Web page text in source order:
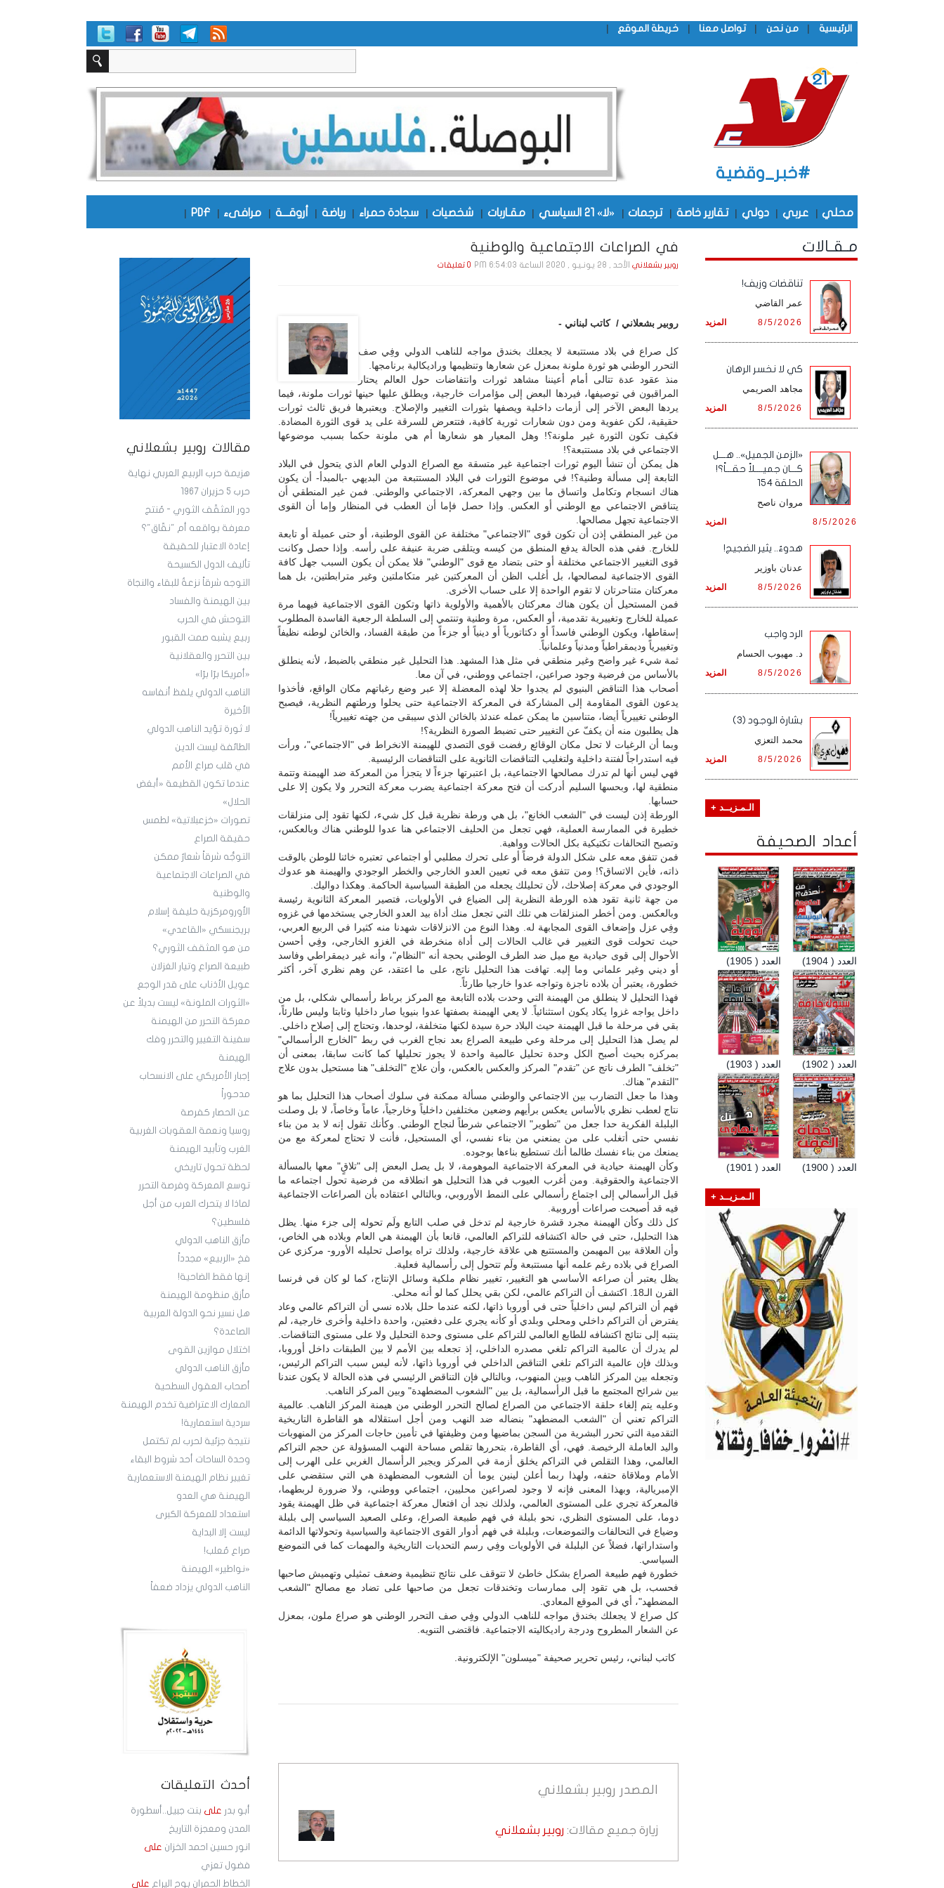
الرئيسية | من نحن | تواصل معنا | خريطة الموقع |
#خبر_وقضية
محلي | عربي | دولي | تقارير خاصة | ترجمات | «لا» 21 السياسي | مقـاربات | شخصيات | سجادة حمراء | رياضة | أروقـــة | مرافىء |
PDF
|
مقالات روبير بشعلاني
هزيمة حرب الربيع العربي نهاية
حرب 5 حزيران 1967
دور المثقّف الثوري - مُنتج
معرفة بواقعه أم "نقّاق"؟
إعادة الاعتبار للحقيقة
تأليف الدول الكسيحة
التوجه شرقاً نزعةٌ للبقاء والنجاة
بين الهيمنة والفساد
التوحش في الحرب
ربيع يشبه صمت القبور
بين التحرر والعقلانية
«أمريكا برّا برّا»
الناهب الدولي يلفظ أنفاسه
الأخيرة
لا ثورة تؤيد الناهب الدولي
الطائفة ليست الدين
في قلب صراع الأمم
عندما تكون القطيعة «أبغض
الحلال»
تصورات «خزعبلاتية» لطمس
حقيقة الصراع
التوجُّه شرقاً شعارٌ ممكن
في الصراعات الاجتماعية
والوطنية
الأورومركزية حليفة إسلام
بريجنسكي «القاعدي»
من هو المثقف الثوري؟
طبيعة الصراع وتيار الغزلان
عويل الأذناب على قدر الوجع
«الثورات الملونة» ليست بديلاً عن
معركة التحرر من الهيمنة
سفينة التغيير والتحرر وفك
الهيمنة
إجبار الأمريكي على الانسحاب
مدحوراً
عن الحصار كفرصة
روسيا ونعمة العقوبات الغربية
الغرب وتأبيد الهيمنة
لحظة تحول تاريخي
توسع المعركة وفرصة التحرر
لماذا لا يتحرك العرب من أجل
فلسطين؟
مأزق الناهب الدولي
فخ «الربيع» مجدداً
إنها فقط الضاحية!
مأزق منظومة الهيمنة
هل نسير نحو الدولة العربية
الصاعدة؟
اختلال موازين القوى
مأزق الناهب الدولي
أصحاب العقول السطحية
المعارك الاعتراضية تخدم الهيمنة
سردية استعمارية!
نتيجة جزئية لحرب لم تكتمل
وحدة الساحات أحد شروط البقاء
تغيير نظام الهيمنة الاستعمارية
الهيمنة هي العدو
استعداد للمعركة الكبرى
ليست إلا البداية
صراع مُعلب!
«نواطير» الهيمنة
الناهب الدولي يزداد ضعفاً
أحدث التعليقات
أبو بدر على بنت جبيل..أسطورة
المدن ومعجزة التاريخ
انور حسين احمد الخزان على
فضول تعزي
الخطاط الحمران بوح اليراع على
في الصراعات الاجتماعية والوطنية
روبير بشعلانيالأحد , 28 يـونـيـو , 2020 الساعة 6:54:03 PM 0 تعليقات
روبير بشعلاني / كاتب لبناني -
كل صراع في بلاد مستتبعة لا يجعلك بخندق مواجه للناهب الدولي وفِي صف
التحرر الوطني هو ثورة ملونة بمعزل عن شعارها وتنظيمها وراديكالية برنامجها.
منذ عقود عدة تتالى أمام أعيننا مشاهد ثورات وانتفاضات حول العالم يحتار
المراقبون في توصيفها، فيردها البعض إلى مؤامرات خارجية، ويطلق عليها حينها ثورات ملونة، فيما
يردها البعض الآخر إلى أزمات داخلية ويصفها بثورات التغيير والإصلاح. ويعتبرها فريق ثالث ثورات
حقيقية، لكن عفوية ومن دون شعارات ثورية كافية، فتتعرض للسرقة على يد قوى الثورة المضادة.
فكيف تكون الثورة غير ملونة؟! وهل المعيار هو شعارها أم هي ملونة حكما بسبب موضوعها
الاجتماعي في بلاد مستتبعة؟!
هل يمكن أن تنشأ اليوم ثورات اجتماعية غير متسقة مع الصراع الدولي العام الذي يتحول في البلاد
التابعة إلى مسألة وطنية؟! في موضوع الثورات في البلاد المستتبعة من البديهي -بالمبدأ- أن يكون
هناك انسجام وتكامل واتساق ما بين وجهي المعركة، الاجتماعي والوطني. فمن غير المنطقي أن
يتناقض الاجتماعي مع الوطني أو العكس. وإذا حصل فإما أن العطب في المنظار وإما أن القوى
الاجتماعية تجهل مصالحها.
من غير المنطقي إذن أن تكون قوى "الاجتماعي" مختلفة عن القوى الوطنية، أو حتى عميلة أو تابعة
للخارج. ففي هذه الحالة يدفع المنطق من كيسه ويتلقى ضربة عنيفة على رأسه. وإذا حصل وكانت
قوى التغيير الاجتماعي مختلفة أو حتى بتضاد مع قوى "الوطني" فلا يمكن أن يكون السبب جهل كافة
القوى الاجتماعية لمصالحها، بل أغلب الظن أن المعركتين غير متكاملتين وغير مترابطتين، بل هما
معركتان متناحرتان لا تقوم الواحدة إلا على حساب الأخرى.
فمن المستحيل أن يكون هناك معركتان بالأهمية والأولوية ذاتها وتكون القوى الاجتماعية فيهما مرة
عميلة للخارج وتغييرية تقدمية، أو العكس، مرة وطنية وتنتمي إلى السلطة الرجعية الفاسدة المطلوب
إسقاطها، ويكون الوطني فاسداً أو دكتاتورياً أو دينياً أو جزءاً من طبقة الفساد، والخائن لوطنه نظيفاً
وتغييرياً وديمقراطياً ومدنياً وعلمانياً.
ثمة شيء غير واضح وغير منطقي في مثل هذا المشهد. هذا التحليل غير منطقي بالضبط، لأنه ينطلق
بالأساس من فرضية وجود صراعين، اجتماعي ووطني، في آن معا.
أصحاب هذا التناقض البنيوي لم يجدوا حلا لهذه المعضلة إلا عبر وضع رغباتهم مكان الواقع، فأخذوا
يدعون القوى المقاومة إلى المشاركة في المعركة الاجتماعية حتى يحلوا ورطتهم النظرية، فيصبح
الوطني تغييرياً أيضا، متناسين ما يمكن عمله عندئذ بالخائن الذي سيبقى من جهته تغييرياً!
هل يطلبون منه أن يكفّ عن التغيير حتى تضبط الصورة النظرية؟!
وبما أن الرغبات لا تحل مكان الوقائع رفضت قوى التصدي للهيمنة الانخراط في "الاجتماعي"، ورأت
فيه استدراجاً لفتنة داخلية ولتغليب التناقضات الثانوية على التناقضات الرئيسية.
فهي ليس أنها لم تدرك مصالحها الاجتماعية، بل اعتبرتها جزءاً لا يتجزأ من المعركة ضد الهيمنة وتتمة
منطقية لها، وبحسها السليم أدركت أن فتح معركة اجتماعية يضرب معركة التحرر ولا يكون إلا على
حسابها.
الورطة إذن ليست في "الشعب الخانع"، بل هي ورطة نظرية قبل كل شيء، لكنها تقود إلى منزلقات
خطيرة في الممارسة العملية، فهي تجعل من الحليف الاجتماعي هنا عدوا للوطني هناك وبالعكس،
وتصبح التحالفات تكتيكية بكل الحالات وواهية.
فمن تتفق معه على شكل الدولة فرضاً أو على تحرك مطلبي أو اجتماعي تعتبره خائنا للوطن بالوقت
ذاته، فأين الاتساق؟! ومن تتفق معه في تعيين العدو الخارجي والخطر الوجودي والهيمنة هو عدوك
الوجودي في معركة إصلاحك، لأن تحليلك يجعله من الطبقة السياسية الحاكمة. وهكذا دواليك.
من جهة ثانية تقود هذه الورطة النظرية إلى الضياع في الأولويات، فتصير المعركة الثانوية رئيسة
وبالعكس. ومن أخطر المنزلقات هي تلك التي تجعل منك أداة بيد العدو الخارجي يستخدمها في غزوه
وفِي عزل وإضعاف القوى المجابهة له. وهذا النوع من الانزلاقات شهدنا منه كثيرا في الربيع العربي،
حيث تحولت قوى التغيير في غالب الحالات إلى أداة منخرطة في الغزو الخارجي، وفِي أحسن
الأحوال إلى قوى حيادية مع ميل ضد الطرف الوطني بحجة أنه "النظام"، وأنه غير ديمقراطي وفاسد
أو ديني وغير علماني وما إليه. تهافت هذا التحليل ناتج، على ما اعتقد، عن وهم نظري آخر، أكثر
خطورة، يعتبر أن بلاده ناجزة وتواجه عدوا خارجيا طارئاً.
فهذا التحليل لا ينطلق من الهيمنة التي وحدت بلاده التابعة مع المركز برباط رأسمالي شكلي، بل من
داخل يواجه غزوا يكاد يكون استثنائياً. لا يعي الهيمنة بصفتها عدوا بنيويا صار داخليا وثابتا وليس طارئاً،
بقي في مرحلة ما قبل الهيمنة حيث البلاد حرة سيدة لكنها متخلفة، لوحدها، وتحتاج إلى إصلاح داخلي.
لم يصل هذا التحليل إلى مرحلة وعي طبيعة الصراع بعد نجاح الغرب في ربط "الخارج الرأسمالي"
بمركزه بحيث أصبح الكل وحدة تحليل عالمية واحدة لا يجوز تحليلها كما كانت سابقا، بمعنى أن
"تخلف" الطرف ناتج عن "تقدم" المركز والعكس بالعكس، وأن علاج "التخلف" هنا مستحيل بدون علاج
"التقدم" هناك.
وهذا ما جعل التضارب بين الاجتماعي والوطني مسألة ممكنة في سلوك أصحاب هذا التحليل بما هو
نتاج لعطب نظري بالأساس يعكس برأيهم وضعين مختلفين داخلياً وخارجياً، عاماً وخاصاً، لا بل وصلت
البلبلة الفكرية حدا جعل من "تطوير" الاجتماعي شرطاً لنجاح الوطني. وكأنك تقول إنه لا بد من بناء
نفسي حتى أتغلب على من يمنعني من بناء نفسي، أي المستحيل، فأنت لا تحتاج لمعركة مع من
يمنعك من بناء نفسك طالما أنك تستطيع بناءها بوجوده.
وكأن الهيمنة حيادية في المعركة الاجتماعية الموهومة، لا بل يصل البعض إلى "تلاقٍ" معها بالمسألة
الاجتماعية والحقوقية. ومن أغرب العيوب في هذا التحليل هو انطلاقه من فرضية تحول اجتماعه ما
قبل الرأسمالي إلى اجتماع رأسمالي على النمط الأوروبي، وبالتالي اعتقاده بأن الصراعات الاجتماعية
فيه قد أصبحت صراعات أوروبية.
كل ذلك وكأن الهيمنة مجرد قشرة خارجية لم تدخل في صلب التابع ولَم تحوله إلى جزء منها. يظل
هذا التحليل، حتى في حالة اكتشافه للتراكم العالمي، قانعا بأن الهيمنة هي العام وبلاده هي الخاص،
وأن العلاقة بين المهيمن والمستتبع هي علاقة خارجية، ولذلك تراه يواصل تحليله الأورو- مركزي عن
الصراع في بلاده رغم علمه أنها مستتبعة ولَم تتحول إلى رأسمالية فعلية.
يظل يعتبر أن صراعه الأساسي هو التغيير، تغيير نظام ملكية وسائل الإنتاج، كما لو كان في فرنسا
القرن الـ18. اكتشف أن التراكم عالمي، لكن بقي يحلل كما لو أنه محلي.
فهم أن التراكم ليس داخلياً حتى في أوروبا ذاتها، لكنه عندما حلل بلاده نسي أن التراكم عالمي وعاد
يفترض أن التراكم داخلي ومحلي وبلدي أو كأنه يجري على دفعتين، واحدة داخلية وأخرى خارجية، لم
ينتبه إلى نتائج اكتشافه للطابع العالمي للتراكم على مستوى وحدة التحليل ولا على مستوى التناقضات.
لم يدرك أن عالمية التراكم تلغي مصدره الداخلي، إذ تجعله بين الأمم لا بين الطبقات داخل أوروبا،
وبذلك فإن عالمية التراكم تلغي التناقض الداخلي في أوروبا ذاتها، لأنه ليس سبب التراكم الرئيس،
وتجعله بين المركز الناهب وبين المنهوب، وبالتالي فإن التناقض الرئيسي في هذه الحالة لا يكون عندنا
بين شرائح المجتمع ما قبل الرأسمالية، بل بين "الشعوب المضطهدة" وبين المركز الناهب.
وعليه يتم إلغاء حلقة الاجتماعي من الصراع لصالح التحرر الوطني من هيمنة المركز الناهب. عالمية
التراكم تعني أن "الشعب المضطهد" بنضاله ضد النهب ومن أجل استقلاله هو القاطرة التاريخية
التقدمية التي تحرر البشرية من السجن بماضيها ومن وظيفتها في تأمين حاجات المركز من المنهوبات
واليد العاملة الرخيصة. فهي، أي القاطرة، بتحررها تقلص مساحة النهب المسؤولة عن حجم التراكم
العالمي، وهذا التقلص في التراكم يخلق أزمة في المركز ويجبر الرأسمال الغربي على الهرب إلى
الأمام وملاقاة حتفه، ولهذا ربما أعلن لينين يوما أن الشعوب المضطهدة هي التي ستقضي على
الإمبريالية، وبهذا المعنى فإنه لا وجود لصراعين محليين، اجتماعي ووطني، ولا ضرورة لربطهما،
فالمعركة تجري على المستوى العالمي، ولذلك نجد أن افتعال معركة اجتماعية في ظل الهيمنة يقود
دوما، على المستوى النظري، نحو بلبلة في فهم طبيعة الصراع، وعلى الصعيد السياسي إلى بلبلة
وضياع في التحالفات والتموضعات، وبلبلة في فهم أدوار القوى الاجتماعية والسياسية وتحولاتها الدائمة
واستداراتها، فضلاً عن البلبلة في الأولويات وفِي رسم التحديات التاريخية والمهمات كما في التموضع
السياسي.
خطورة فهم طبيعة الصراع بشكل خاطئ لا تتوقف على نتائج تنظيمية وضعف تمثيلي وتهميش صاحبها
فحسب، بل هي تقود إلى ممارسات وتخندقات تجعل من صاحبها على تضاد مع مصالح "الشعب
المضطهد"، أي في الموقع المعادي.
كل صراع لا يجعلك بخندق مواجه للناهب الدولي وفِي صف التحرر الوطني هو صراع ملون، بمعزل
عن الشعار المطروح ودرجة راديكاليته الاجتماعية. فاقتضى التنويه.
كاتب لبناني، رئيس تحرير صحيفة "ميسلون" الإلكترونية.
المصدر روبير بشعلاني
زيارة جميع مقالات: روبير بشعلاني
مـقـالات
تناقضات وزيف!
عمر القاضي
المزيد 8/5/2026
كي لا نخسر الرهان
مجاهد الصريمي
المزيد 8/5/2026
«الزمن الجميل».. هـــل
كـــان جميــــلاً حقـــاً؟!
الحلقة 154
مروان ناصح
المزيد 8/5/2026
هدوءٌ.. يثير الضجيج!
عدنان باوزير
المزيد 8/5/2026
الرد واجب
د. مهيوب الحسام
المزيد 8/5/2026
بشارة الوجود (3)
محمد التعزي
المزيد 8/5/2026
الـمـزيــد +
أعداد الصحيفة
العدد ( 1905) العدد ( 1904)
العدد ( 1903) العدد ( 1902)
العدد ( 1901) العدد ( 1900)
الـمـزيــد +